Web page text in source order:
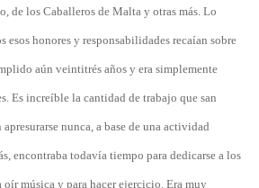
de los Caballeros de Malta y otras más. Lo
esos honores y responsabilidades recaían sobre
aún veintitrés años y era simplemente
Es increíble la cantidad de trabajo que san
nunca, a base de una actividad
encontraba todavía tiempo para dedicarse a los
oír música y para hacer ejercicio. Era muy